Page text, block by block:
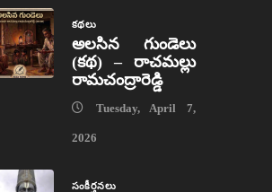
కథలు
అలసిన గుండెలు
(కథ) – రాచమల్లు
రామచంద్రారెడ్డి
Tuesday, April 7,
2026
సంకీర్తనలు